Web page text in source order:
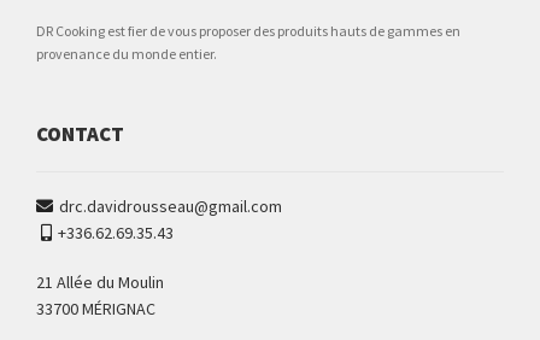
DR Cooking est fier de vous proposer des produits hauts de gammes en
provenance du monde entier.
CONTACT
drc.davidrousseau@gmail.com
+336.62.69.35.43
21 Allée du Moulin
33700 MÉRIGNAC